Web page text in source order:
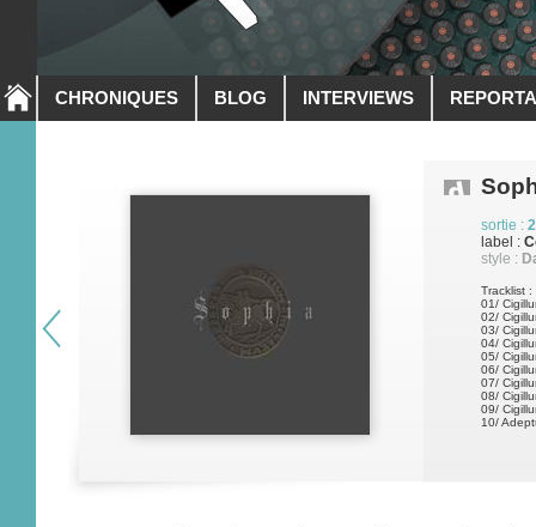
CHRONIQUES BLOG INTERVIEWS
sortie :
label :
style :
Tracklist :
01/
02/
03/
04/
05/
06/
07/
08/
09/
10/